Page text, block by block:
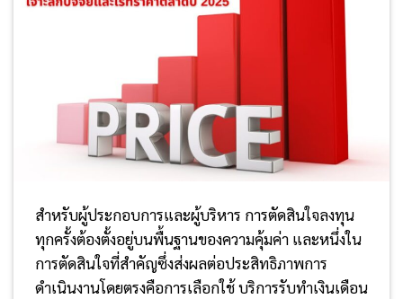
สำหรับผู้ประกอบการและผู้บริหาร การตัดสินใจลงทุน
ทุกครั้งต้องตั้งอยู่บนพื้นฐานของความคุ้มค่า และหนึ่งใน
การตัดสินใจที่สำคัญซึ่งส่งผลต่อประสิทธิภาพการ
ดำเนินงานโดยตรงคือการเลือกใช้ บริการรับทำเงินเดือน